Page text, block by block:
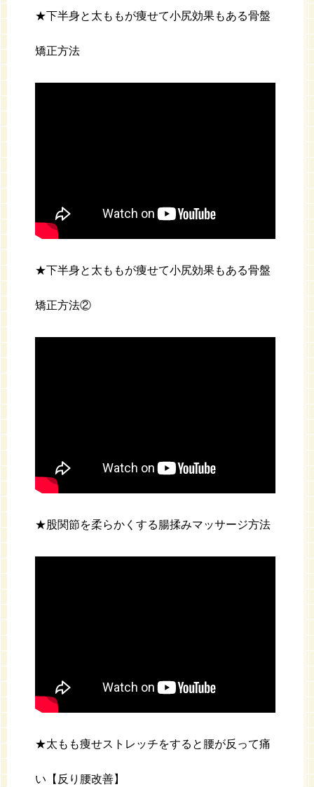
★下半身と太ももが痩せて小尻効果もある骨盤
矯正方法
★下半身と太ももが痩せて小尻効果もある骨盤
矯正方法②
★股関節を柔らかくする腸揉みマッサージ方法
★太もも痩せストレッチをすると腰が反って痛
い【反り腰改善】